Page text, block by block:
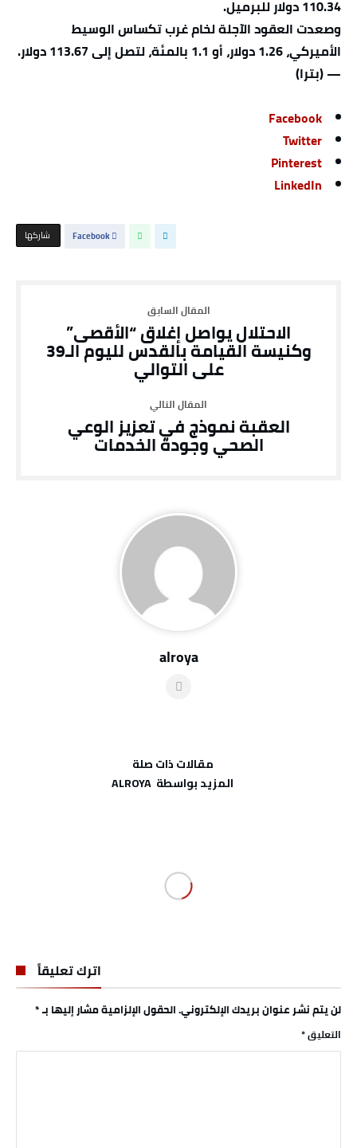
110.34 دولار للبرميل.
وصعدت العقود الآجلة لخام ‌غرب تكساس الوسيط
الأميركي، 1.26 ⁠دولار، أو 1.1 بالمئة، لتصل إلى 113.67 دولار.
— (بترا)
Facebook
Twitter
Pinterest
LinkedIn
‫‫ شاركها‬ Facebook
الاحتلال يواصل إغلاق “الأقصى”
وكنيسة القيامة بالقدس لليوم الـ39
على التوالي
العقبة نموذج في تعزيز الوعي
الصحي وجودة الخدمات
alroya
‫مقالات ذات صلة‬
‫‫المزيد بواسطة‬ ‬ ALROYA
اترك تعليقاً
لن يتم نشر عنوان بريدك الإلكتروني.الحقول الإلزامية مشار إليها بـ*
التعليق*